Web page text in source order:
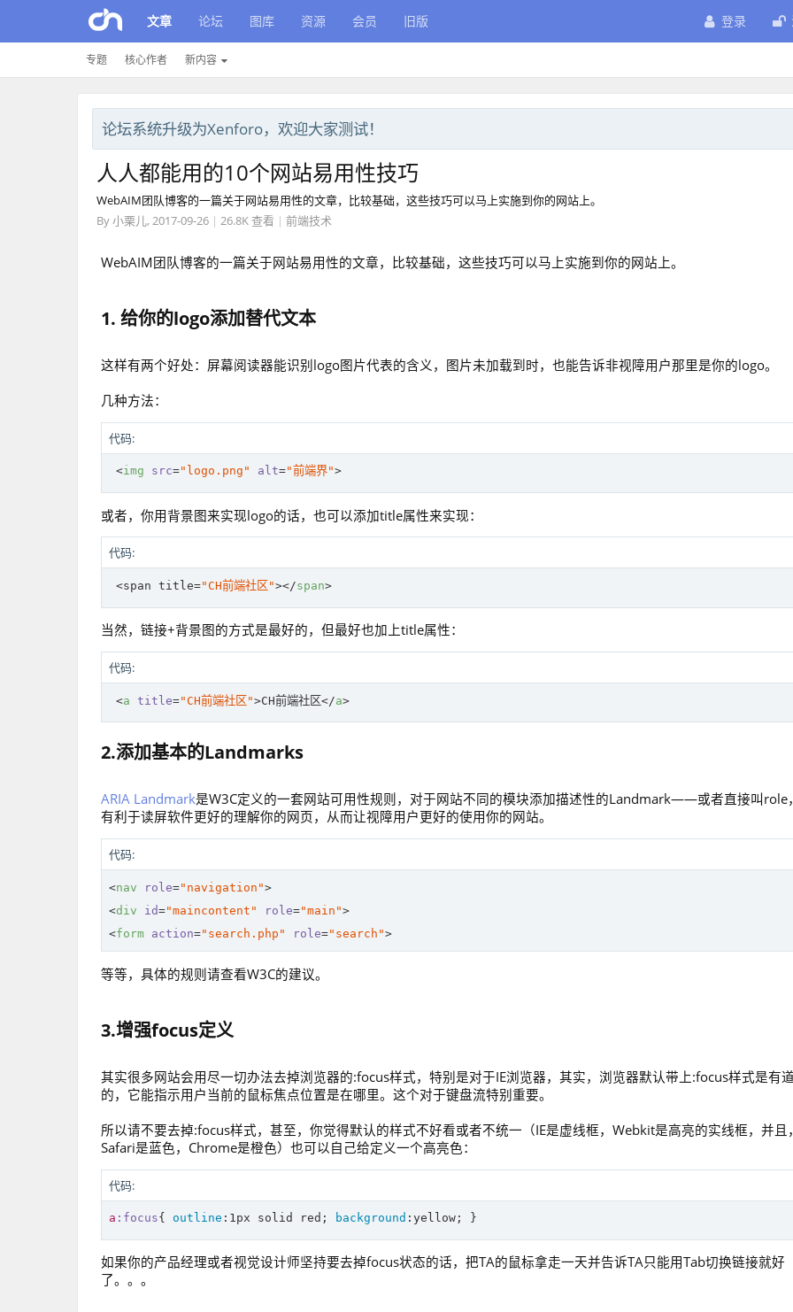
文章
专题 核心作者 新内容
论坛 图库 资源 会员 旧版 登录
论坛系统升级为Xenforo，欢迎大家测试！
人人都能用的10个网站易用性技巧
WebAIM团队博客的一篇关于网站易用性的文章，比较基础，这些技巧可以马上实施到你的网站上。
By小栗儿, 2017-09-26 | 26.8K 查看 | 前端技术
WebAIM团队博客的一篇关于网站易用性的文章，比较基础，这些技巧可以马上实施到你的网站上。
1. 给你的logo添加替代文本
这样有两个好处：屏幕阅读器能识别logo图片代表的含义，图片未加载到时，也能告诉非视障用户那里是你的logo。
几种方法：
代码:
<img src="logo.png" alt="前端界">
或者，你用背景图来实现logo的话，也可以添加title属性来实现：
代码:
<span title="CH前端社区"></span>
当然，链接+背景图的方式是最好的，但最好也加上title属性：
代码:
<a title="CH前端社区">CH前端社区</a>
2.添加基本的Landmarks
ARIA Landmark是W3C定义的一套网站可用性规则，对于网站不同的模块添加描述性的Landmark——或者直接叫role
有利于读屏软件更好的理解你的网页，从而让视障用户更好的使用你的网站。
代码:
<nav role="navigation">
<div id="maincontent" role="main">
<form action="search.php" role="search">
等等，具体的规则请查看W3C的建议。
3.增强focus定义
其实很多网站会用尽一切办法去掉浏览器的:focus样式，特别是对于IE浏览器，其实，浏览器默认带上:focus样式是有
的，它能指示用户当前的鼠标焦点位置是在哪里。这个对于键盘流特别重要。
所以请不要去掉:focus样式，甚至，你觉得默认的样式不好看或者不统一（IE是虚线框，Webkit是高亮的实线框，并且
Safari是蓝色，Chrome是橙色）也可以自己给定义一个高亮色：
代码:
a :focus{ outline : 1px solid red; background
如果你的产品经理或者视觉设计师坚持要去掉focus状态的话，把TA的鼠标拿走一天并告诉TA只能用Tab切换链接就好
了。。。